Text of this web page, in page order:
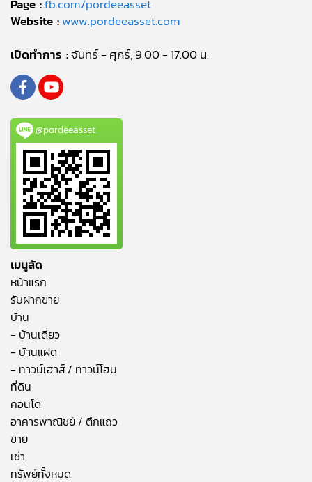
Page :fb.com/pordeeasset
Website :www.pordeeasset.com
เปิดทำการ :จันทร์ - ศุกร์, 9.00 - 17.00 น.
@pordeeasset
เมนูลัด
หน้าแรก
รับฝากขาย
บ้าน
- บ้านเดี่ยว
- บ้านแฝด
- ทาวน์เฮาส์ / ทาวน์โฮม
ที่ดิน
คอนโด
อาคารพาณิชย์ / ตึกแถว
ขาย
เช่า
ทรัพย์ทั้งหมด